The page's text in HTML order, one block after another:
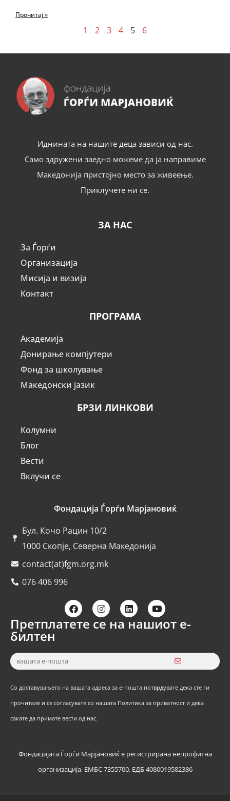
Прочитај »
1 2 3 4 5 6
Иднината на нашите деца зависи од нас.
Само здружени заедно можеме да ја направиме
Македонија пристојно место за живеење.
Приклучете ни се.
ЗА НАС
За Ѓорѓи
Организација
Мисија и визија
Контакт
ПРОГРАМА
Академија
Донирање компјутери
Фонд за школување
Македонски јазик
БРЗИ ЛИНКОВИ
Колумни
Блог
Вести
Вклучи се
Фондација Ѓорѓи Марјановиќ
Бул. Кочо Рацин 10/2
1000 Скопје, Северна Македонија
contact(at)fgm.org.mk
076 406 996
Претплатете се на нашиот е-
билтен
Со доставувањето на вашата адреса за е-пошта потврдувате дека сте ги
прочитале и се согласувате со нашата Политика за приватност и дека
сакате да примате вести од нас.
Фондацијата Ѓорѓи Марјановиќ е регистрирана непрофитна
организација, ЕМБС 7355700, ЕДБ 4080019582386